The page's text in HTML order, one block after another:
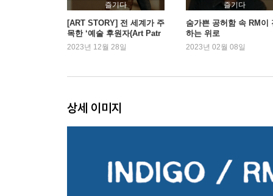
즐기다
[ART STORY] 전 세계가 주
목한 ‘예술 후원자(Art Patr
on)’ BTS RM
2023년 12월 28일
즐기다
숨가쁜 공허함 속 RM이
하는 위로
2023년 02월 08일
상세 이미지